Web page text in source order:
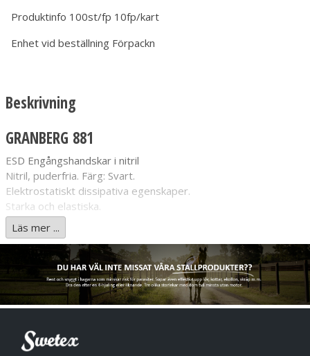
Produktinfo 100st/fp 10fp/kart
Enhet vid beställning Förpackn
Beskrivning
GRANBERG 881
ESD Engångshandskar i nitril
Nitril, puderfria. Färg: Svart.
Elektrostatiskt dissipativa egenskaper.
Starka och elastiska.
Testad godkänd för olika kemikalier (EN 374).
Mikroruggad ytstruktur på fingertopparna för bättre grepp.
Vikt 9.1 ± 0.4 g.
Lämpliga för:
Montering inom elektronikindustri, Bilindustrin, Hantering av
Polis och vaktbolag.
Läs mer ...